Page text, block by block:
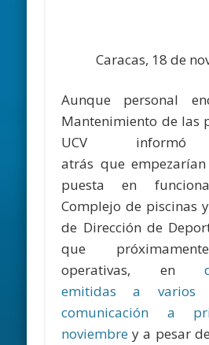
Caracas, 18 de
Aunque personal
Mantenimiento de las
UCV informó
atrás que
puesta en
Complejo de piscinas
de Dirección de
que
operativas, en
emitidas a varios
comunicación a
noviembre y a pesar